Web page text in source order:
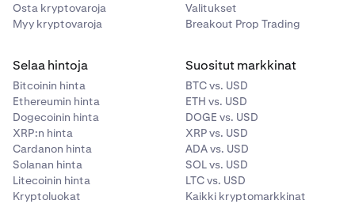
Osta kryptovaroja
Myy kryptovaroja
Valitukset
Breakout Prop Trading
Selaa hintoja
Bitcoinin hinta
Ethereumin hinta
Dogecoinin hinta
XRP:n hinta
Cardanon hinta
Solanan hinta
Litecoinin hinta
Kryptoluokat
Suositut markkinat
BTC vs. USD
ETH vs. USD
DOGE vs. USD
XRP vs. USD
ADA vs. USD
SOL vs. USD
LTC vs. USD
Kaikki kryptomarkkinat